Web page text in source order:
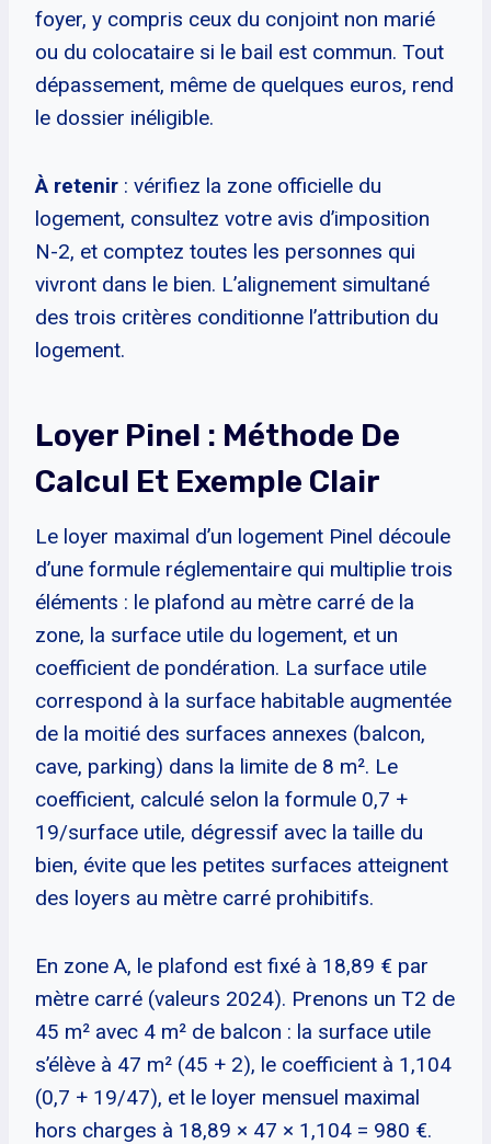
foyer, y compris ceux du conjoint non marié
ou du colocataire si le bail est commun. Tout
dépassement, même de quelques euros, rend
le dossier inéligible.
À retenir : vérifiez la zone officielle du
logement, consultez votre avis d’imposition
N-2, et comptez toutes les personnes qui
vivront dans le bien. L’alignement simultané
des trois critères conditionne l’attribution du
logement.
Loyer Pinel : Méthode De
Calcul Et Exemple Clair
Le loyer maximal d’un logement Pinel découle
d’une formule réglementaire qui multiplie trois
éléments : le plafond au mètre carré de la
zone, la surface utile du logement, et un
coefficient de pondération. La surface utile
correspond à la surface habitable augmentée
de la moitié des surfaces annexes (balcon,
cave, parking) dans la limite de 8 m². Le
coefficient, calculé selon la formule 0,7 +
19/surface utile, dégressif avec la taille du
bien, évite que les petites surfaces atteignent
des loyers au mètre carré prohibitifs.
En zone A, le plafond est fixé à 18,89 € par
mètre carré (valeurs 2024). Prenons un T2 de
45 m² avec 4 m² de balcon : la surface utile
s’élève à 47 m² (45 + 2), le coefficient à 1,104
(0,7 + 19/47), et le loyer mensuel maximal
hors charges à 18,89 × 47 × 1,104 = 980 €.